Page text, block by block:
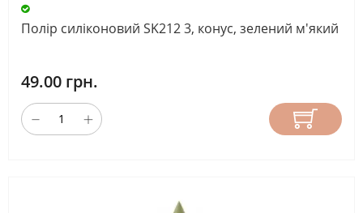
Полір силіконовий SK212 3, конус, зелений м'який
49.00 грн.